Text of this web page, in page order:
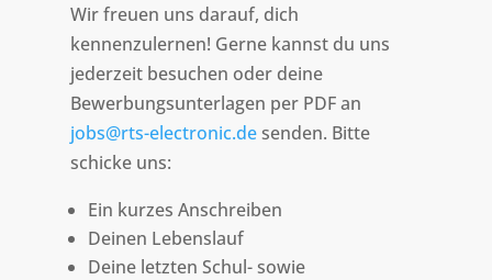
Wir freuen uns darauf, dich
kennenzulernen! Gerne kannst du uns
jederzeit besuchen oder deine
Bewerbungsunterlagen per PDF an
jobs@rts-electronic.desenden. Bitte
schicke uns:
Ein kurzes Anschreiben
Deinen Lebenslauf
Deine letzten Schul- sowie